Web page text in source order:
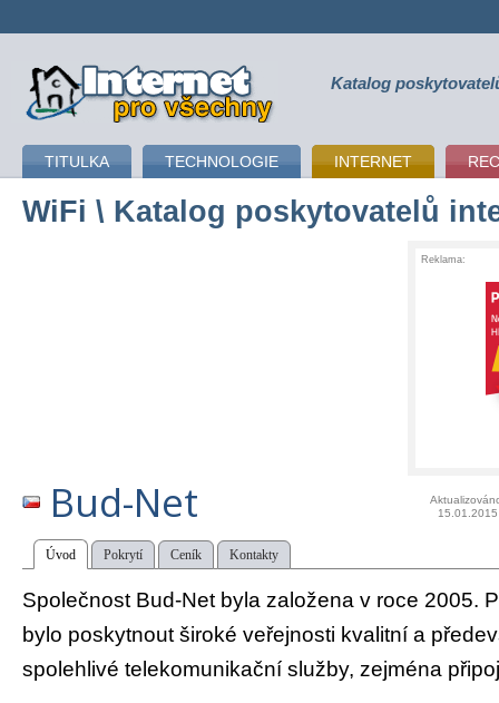
připojení k internetu Katalog
TITULKA TECHNOLOGIE INTERNET
WiFi \ Katalog poskytovatelů
Reklama:
Bud-Net
15.01.2015
Úvod Pokrytí Ceník Kontakty
Společnost Bud-Net byla založena v roce 2005.
bylo poskytnout široké veřejnosti kvalitní a
spolehlivé telekomunikační služby, zejména